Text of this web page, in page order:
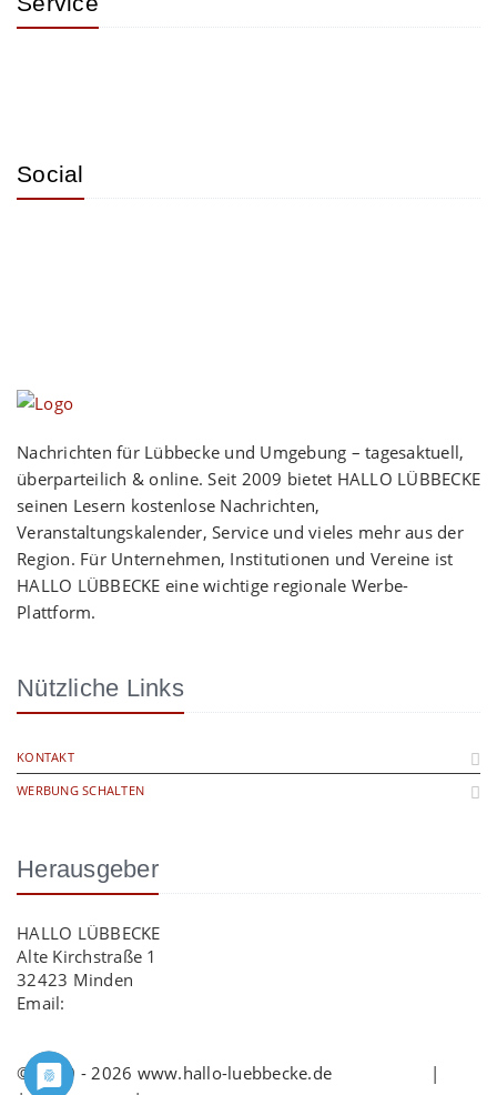
Social
Nachrichten für Lübbecke und Umgebung – tagesaktuell,
überparteilich & online. Seit 2009 bietet HALLO LÜBBECKE
seinen Lesern kostenlose Nachrichten,
Veranstaltungskalender, Service und vieles mehr aus der
Region. Für Unternehmen, Institutionen und Vereine ist
HALLO LÜBBECKE eine wichtige regionale Werbe-
Plattform.
Nützliche Links
KONTAKT
WERBUNG SCHALTEN
Herausgeber
HALLO LÜBBECKE
Alte Kirchstraße 1
32423 Minden
Email:
© 2009 - 2026 www.hallo-luebbecke.de |